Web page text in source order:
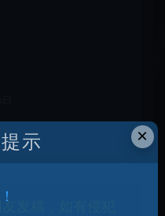
发稿，如有侵犯
×
示